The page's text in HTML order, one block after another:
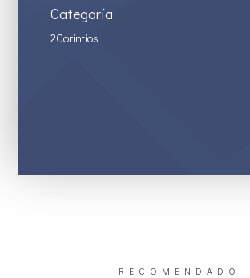
Categoría
2Corintios
RECOMENDADO